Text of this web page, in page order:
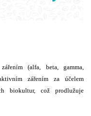
(alfa, beta, gamma,
zářením za účelem
biokultur, což prodlužuje